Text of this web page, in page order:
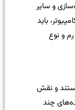
و سایر
باید
و نوع
و نقش
چند